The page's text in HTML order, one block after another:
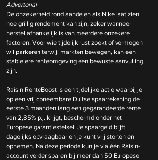
Advertorial
De onzekerheid rond aandelen als Nike laat zien
hoe grillig rendement kan zijn, zeker wanneer
herstel afhankelijk is van meerdere onzekere
factoren. Voor wie tijdelijk rust zoekt of vermogen
wil parkeren terwijl markten bewegen, kan een
stabielere renteomgeving een bewuste aanvulling
zijn.
Raisin RenteBoost is een tijdelijke actie waarbij je
op een vrij opneembare Duitse spaarrekening de
eerste 3 maanden lang een gegarandeerde rente
van 2,85% p.j. krijgt, beschermd onder het
Europese garantiestelsel. Je spaargeld blijft
dagelijks opvraagbaar en je kunt vrij storten en
opnemen. Na deze periode kun je via één Raisin-
account verder sparen bij meer dan 50 Europese